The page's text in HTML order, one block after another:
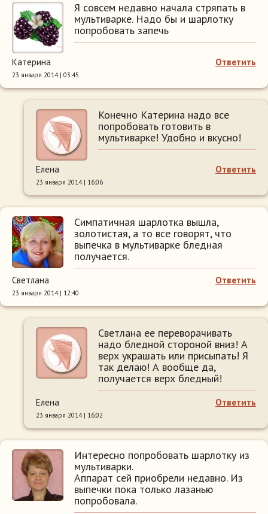
Я совсем недавно начала стряпать в
мультиварке. Надо бы и шарлотку
попробовать запечь
Ответить
Катерина
23 января 2014 | 03:45
Конечно Катерина надо все
попробовать готовить в
мультиварке! Удобно и вкусно!
Ответить
Елена
23 января 2014 | 16:06
Симпатичная шарлотка вышла,
золотистая, а то все говорят, что
выпечка в мультиварке бледная
получается.
Ответить
Светлана
23 января 2014 | 12:40
Светлана ее переворачивать
надо бледной стороной вниз! А
верх украшать или присыпать! Я
так делаю! А вообще да,
получается верх бледный!
Ответить
Елена
23 января 2014 | 16:02
Интересно попробовать шарлотку из
мультиварки.
Аппарат сей приобрели недавно. Из
выпечки пока только лазанью
попробовала.